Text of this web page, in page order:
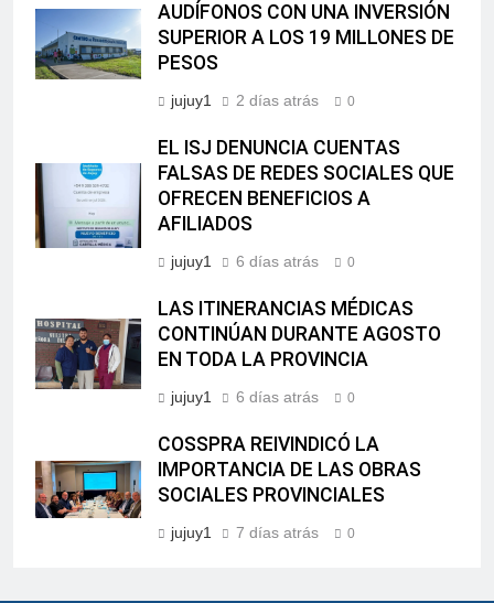
AUDÍFONOS CON UNA INVERSIÓN
SUPERIOR A LOS 19 MILLONES DE
PESOS
jujuy1 2 días atrás 0
EL ISJ DENUNCIA CUENTAS
FALSAS DE REDES SOCIALES QUE
OFRECEN BENEFICIOS A
AFILIADOS
jujuy1 6 días atrás 0
LAS ITINERANCIAS MÉDICAS
CONTINÚAN DURANTE AGOSTO
EN TODA LA PROVINCIA
jujuy1 6 días atrás 0
COSSPRA REIVINDICÓ LA
IMPORTANCIA DE LAS OBRAS
SOCIALES PROVINCIALES
jujuy1 7 días atrás 0